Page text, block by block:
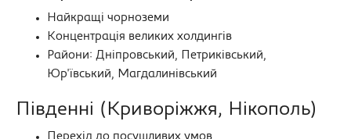
Найкращі чорноземи
Концентрація великих холдингів
Райони: Дніпровський, Петриківський,
Юр'ївський, Магдалинівський
Південні (Криворіжжя, Нікополь)